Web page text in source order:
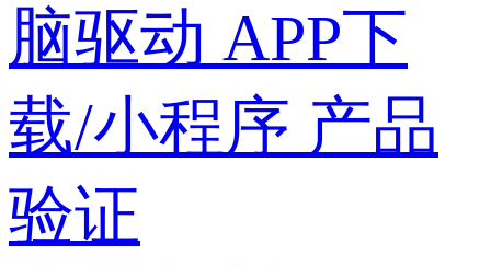
脑驱动 APP下
载/小程序 产品
验证